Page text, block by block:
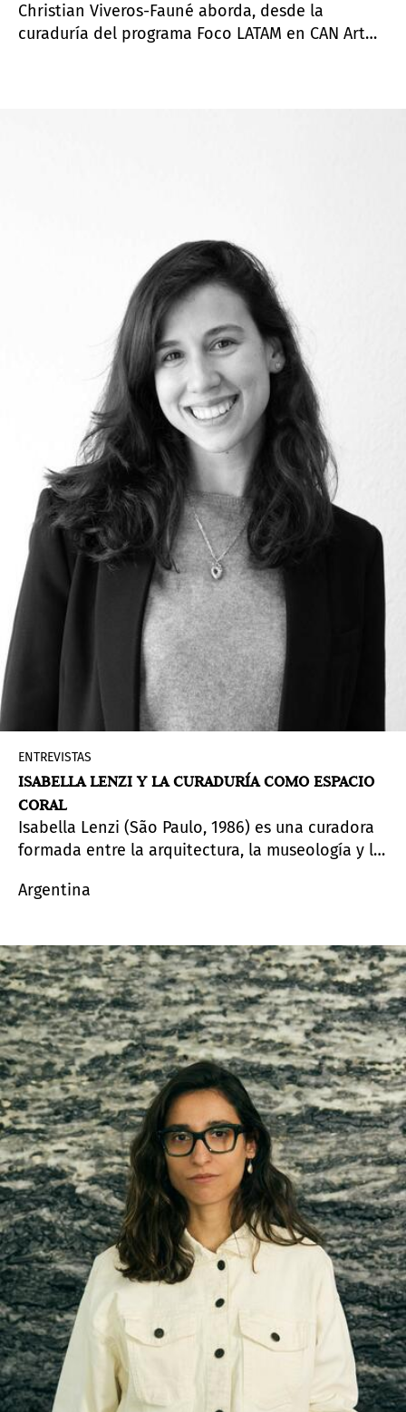
PRIVILEGIADA FRENTE AL PODER DESDE EL
«MARGEN» DEL IMPERIO”
Christian Viveros-Fauné aborda, desde la
curaduría del programa Foco LATAM en CAN Art
ENTREVISTAS
ISABELLA LENZI Y LA CURADURÍA COMO ESPACIO
CORAL
Isabella Lenzi (São Paulo, 1986) es una curadora
formada entre la arquitectura, la museología y la
como curadora de artes visuales del Círculo de
jefe de la Fundación Alberto Cruz, tras una
trayectoria que incluye instituciones como el
Museo Reina Sofía, Fundación Mapfre,
Videobrasil, la Bienal de Cuenca y la Whitechapel
Gallery.
Argentina